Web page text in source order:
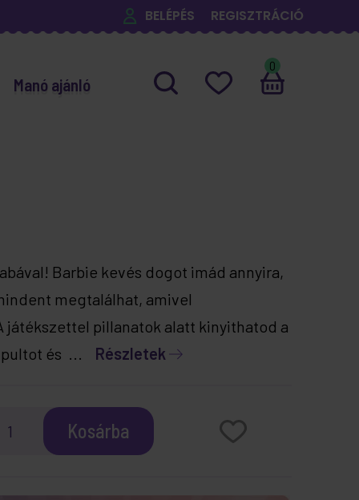
BELÉPÉS REGISZTRÁCIÓ
Manó ajánló
0
Barbie kevés dogot imád annyira,
megtalálhat, amivel
pillanatok alatt kinyithatod a
pultot és ... Részletek
Kosárba